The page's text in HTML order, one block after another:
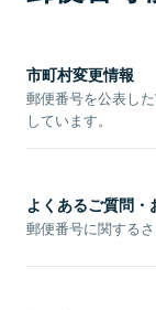
市町村変更情報
郵便番号を公表し
しています。
よくあるご質問・
郵便番号に関する